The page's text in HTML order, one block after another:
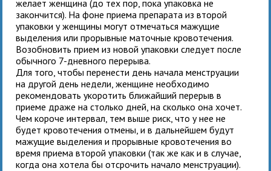
желает женщина (до тех пор, пока упаковка не
закончится). На фоне приема препарата из второй
упаковки у женщины могут отмечаться мажущие
выделения или прорывные маточные кровотечения.
Возобновить приемиз новой упаковки следует после
обычного 7-дневного перерыва.
Для того, чтобы перенести день начала менструации
на другой день недели, женщине необходимо
рекомендовать укоротить ближайший перерыв в
приеме драже на столько дней, на сколько она хочет.
Чем короче интервал, тем выше риск, что у нее не
будет кровотечения отмены, и в дальнейшем будут
мажущие выделения и прорывные кровотечения во
время приема второй упаковки (так же как и в случае,
когда она хотела бы отсрочить начало менструации).